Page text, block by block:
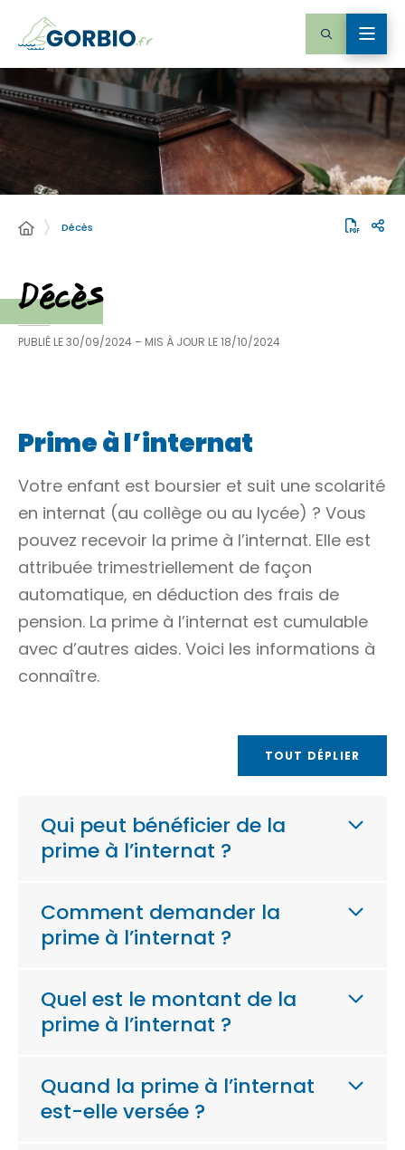
Décès
Décès
PUBLIÉ LE30/09/2024 – MIS À JOUR LE18/10/2024
Prime à l’internat
Votre enfant est boursier et suit une scolarité
en internat (au collège ou au lycée) ? Vous
pouvez recevoir la prime à l’internat. Elle est
attribuée trimestriellement de façon
automatique, en déduction des frais de
pension. La prime à l’internat est cumulable
avec d’autres aides. Voici les informations à
connaître.
TOUT DÉPLIER
Qui peut bénéficier de la
prime à l’internat ?
Comment demander la
prime à l’internat ?
Quel est le montant de la
prime à l’internat ?
Quand la prime à l’internat
est-elle versée ?